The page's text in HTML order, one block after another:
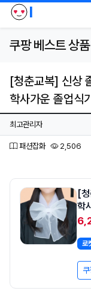
I
쿠팡 베스트 상품
[청춘교복] 신상
학사가운 졸업식
페이지 정보
작성자
최고관리자
분류
패션잡화 2,506
본문
[
학
로